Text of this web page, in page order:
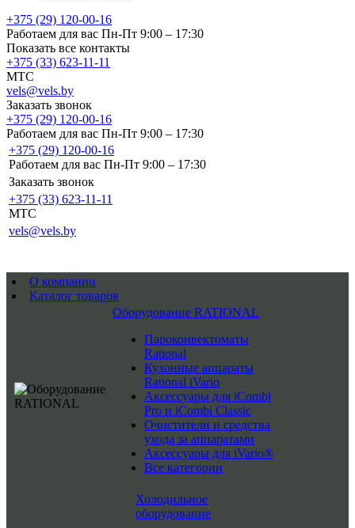
+375 (29) 120-00-16
Работаем для вас Пн-Пт 9:00 – 17:30
Показать все контакты
+375 (33) 623-11-11
MTC
vels@vels.by
Заказать звонок
+375 (29) 120-00-16
Работаем для вас Пн-Пт 9:00 – 17:30
+375 (29) 120-00-16
Работаем для вас Пн-Пт 9:00 – 17:30
Заказать звонок
+375 (33) 623-11-11
MTC
vels@vels.by
О компании
Каталог товаров
Оборудование RATIONAL
Пароконвектоматы
Rational
Кухонные аппараты
Rational iVario
Аксессуары для iCombi
Pro и iCombi Classic
Очистители и средства
ухода за аппаратами
Аксессуары для iVario®
Все категории
Холодильное
оборудование